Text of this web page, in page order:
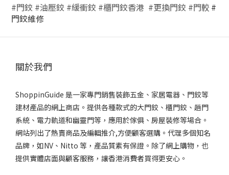
#門鉸 #油壓鉸 #緩衝鉸 #櫃門鉸香港 #更換門鉸 #門較 #
門鉸維修
關於我們
ShoppinGuide 是一家專門銷售裝飾五金、家居電器、門鉸等
建材產品的網上商店。提供各種款式的大門鉸、櫃門鉸、趟門
系統、電力軌道和幽靈門等，應用於傢俱、房屋裝修等場合。
網站列出了熱賣商品及編輯推介,方便顧客選購。代理多個知名
品牌，如NV、Nitto 等，產品質素有保證。除了網上購物，也
提供實體店面與顧客服務，讓香港消費者買得更安心。